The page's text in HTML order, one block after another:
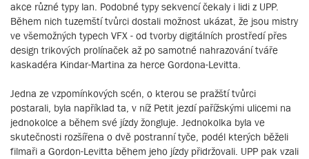
akce různé typy lan. Podobné typy sekvencí čekaly i lidi z UPP.
Během nich tuzemští tvůrci dostali možnost ukázat, že jsou mistry
ve všemožných typech VFX - od tvorby digitálních prostředí přes
design trikových prolínaček až po samotné nahrazování tváře
kaskadéra Kindar-Martina za herce Gordona-Levitta.
Jedna ze vzpomínkových scén, o kterou se pražští tvůrci
postarali, byla například ta, v níž Petit jezdí pařížskými ulicemi na
jednokolce a během své jízdy žongluje. Jednokolka byla ve
skutečnosti rozšířena o dvě postranní tyče, podél kterých běželi
filmaři a Gordon-Levitta během jeho jízdy přidržovali. UPP pak vzali